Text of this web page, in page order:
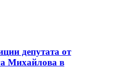
депутата от
Михайлова в